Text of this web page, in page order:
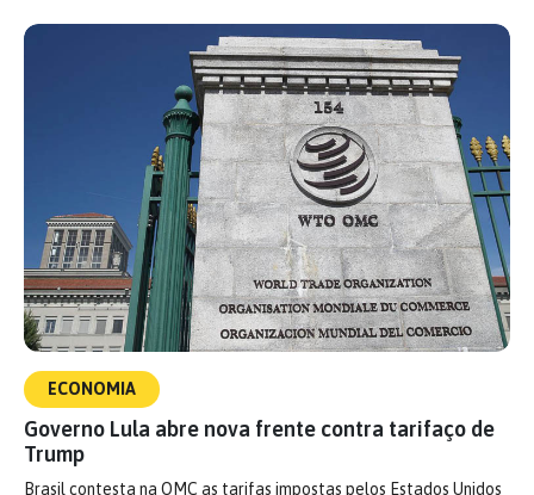
ECONOMIA
Governo Lula abre nova frente contra tarifaço de
Trump
Brasil contesta na OMC as tarifas impostas pelos Estados Unidos